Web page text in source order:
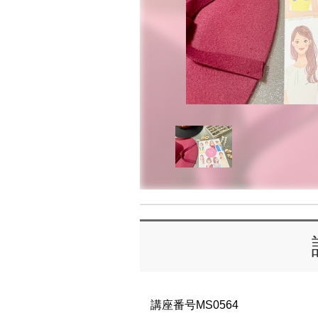
講座番号MS0564